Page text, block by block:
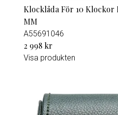
Klocklåda För 10 Klockor
MM
A55691046
2 998 kr
Visa produkten